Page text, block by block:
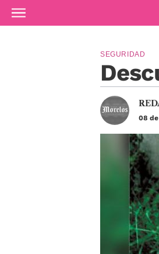
Ir al contenido principal
SEGURIDAD
08